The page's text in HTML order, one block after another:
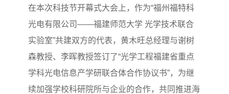
在本次科技节开幕式大会上，作为“福州福特科
光电有限公司——福建师范大学 光学技术联合
实验室”共建双方的代表，黄木旺总经理与谢树
森教授、李晖教授签订了“光学工程福建省重点
学科光电信息产学研联合体合作协议书”，为继
续加强学校科研院所与企业的合作，共同推进海